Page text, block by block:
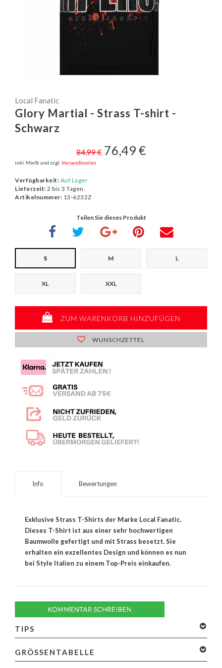
Local Fanatic
Glory Martial - Strass T-shirt -
Schwarz
84,99 € 76,49 €
inkl. MwSt und zzgl. Versandkosten
Verfügbarkeit: Auf Lager
Lieferzeit: 2 bis 3 Tagen.
Artikelnummer: 13-6232Z
Teilen Sie dieses Produkt
S M L
XL XXL
ZUM WARENKORB HINZUFÜGEN
WUNSCHZETTEL
Info Bewertungen
Exklusive Strass T-Shirts der Marke Local Fanatic.
Dieses T-Shirt ist aus einer sehr hochwertigen
Baumwolle gefertigt und mit Strass besetzt. Sie
erhalten ein exzellentes Design und können es nun
bei Style Italien zu einem Top-Preis einkaufen.
TIPS
GRÖSSENTABELLE